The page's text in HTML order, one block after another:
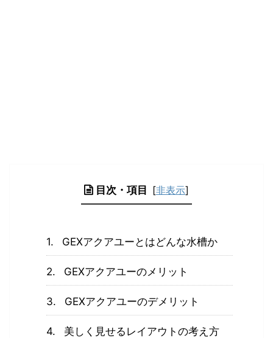
目次・項目 [非表示]
GEXアクアユーとはどんな水槽か
GEXアクアユーのメリット
GEXアクアユーのデメリット
美しく見せるレイアウトの考え方